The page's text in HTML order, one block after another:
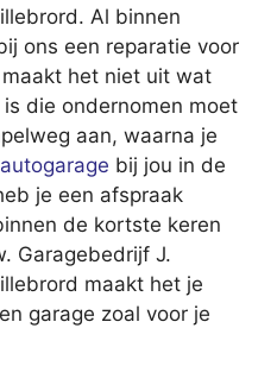
Al binnen
ons een reparatie voor
het niet uit wat
die ondernomen moet
aan, waarna je
autogarage bij jou in de
je een afspraak
de kortste keren
Garagebedrijf J.
maakt het je
garage zoal voor je